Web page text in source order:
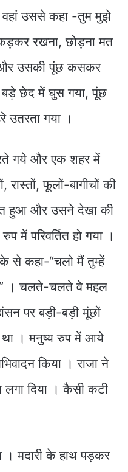
वहां उससे कहा -तुम मुझे
रखना, छोड़ना मत
और उसकी पूंछ कसकर
बड़े छेद में घुस गया, पूंछ
गया ।
गये और एक शहर में
फूलों-बागीचों की
हुआ और उसने देखा की
में परिवर्तित हो गया ।
से कहा-“चलो मैं तुम्हें
। चलते-चलते वे महल
पर बड़ी-बड़ी मूंछों
था । मनुष्य रुप में आये
किया । राजा ने
दिया । कैसी कटी
। मदारी के हाथ पड़कर